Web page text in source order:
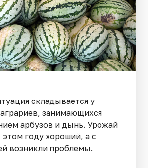
складывается у
занимающихся
арбузов и дынь. Урожай
этом году хороший, а с
возникли проблемы.